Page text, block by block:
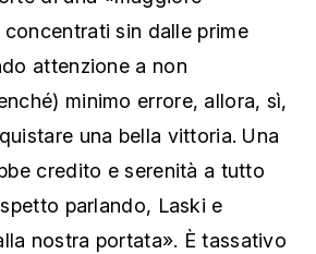
sin dalle prime
attenzione a non
minimo errore, allora, sì,
una bella vittoria. Una
credito e serenità a tutto
parlando, Laski e
nostra portata». È tassativo